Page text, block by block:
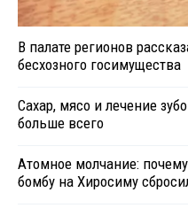
В палате регионов
бесхозного госимущества
Сахар, мясо и лечение
больше всего
Атомное молчание:
бомбу на Хиросиму